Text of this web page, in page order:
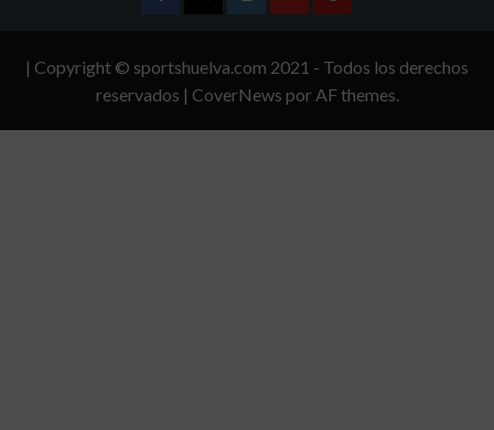
InstagramYoutubeTÉRMINOS
CONDICIONES
| Copyright © sportshuelva.com 2021 - Todos los derechos
reservados | CoverNews por AF themes.